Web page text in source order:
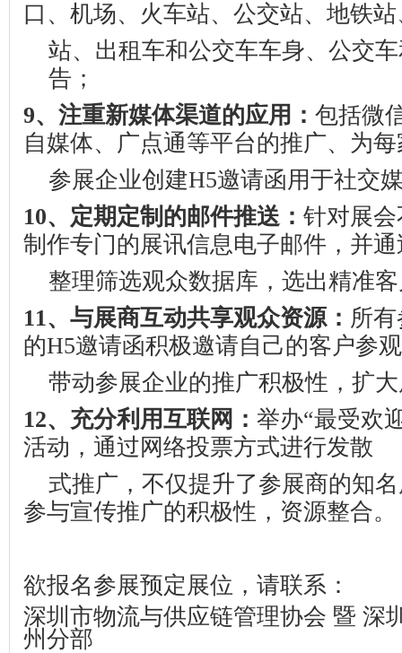
口、机场、火车站、公交站、地铁
站、出租车和公交车车身、公交
告；
9、注重新媒体渠道的应用： 包括微
自媒体、广点通等平台的推广、为每
参展企业创建H5邀请函用于社交
10、定期定制的邮件推送： 针对展
制作专门的展讯信息电子邮件，并通
整理筛选观众数据库，选出精准
11、与展商互动共享观众资源： 所
的H5邀请函积极邀请自己的客户参
带动参展企业的推广积极性，扩
12、充分利用互联网： 举办“最受欢
活动，通过网络投票方式进行发散
式推广，不仅提升了参展商的知
参与宣传推广的积极性，资源整合。
欲报名参展预定展位，请联系：
深圳市物流与供应链管理协会 暨 深
州分部